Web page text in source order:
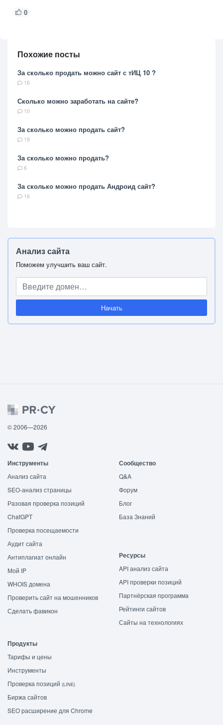
0
Похожие посты
За сколько продать можно сайт с тИЦ 10 ?
16
Сколько можно заработать на сайте?
10
За сколько можно продать сайт?
19
За сколько можно продать?
6
За сколько можно продать Андроид сайт?
16
Анализ сайта
Поможем улучшить ваш сайт.
Начать
© 2006—2026
Инструменты
Анализ сайта
SEO-анализ страницы
Разовая проверка позиций
ChatGPT
Проверка посещаемости
Аудит сайта
Антиплагиат онлайн
Мой IP
WHOIS домена
Проверить сайт на мошенников
Сделать фавикон
Сообщество
Q&A
Форум
Блог
База Знаний
Ресурсы
API анализ сайта
API проверки позиций
Партнёрская программа
Рейтинги сайтов
Сайты на технологиях
Продукты
Тарифы и цены
Инструменты
Проверка позиций (LINE)
Биржа сайтов
SEO расширение для Chrome